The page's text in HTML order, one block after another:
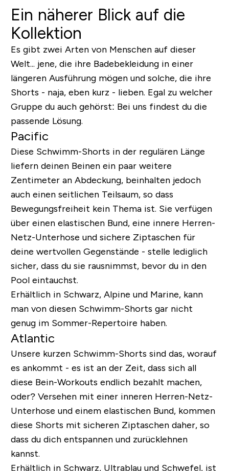
Ein näherer Blick auf die
Kollektion
Es gibt zwei Arten von Menschen auf dieser
Welt... jene, die ihre Badebekleidung in einer
längeren Ausführung mögen und solche, die ihre
Shorts - naja, eben kurz - lieben. Egal zu welcher
Gruppe du auch gehörst: Bei uns findest du die
passende Lösung.
Pacific
Diese Schwimm-Shorts in der regulären Länge
liefern deinen Beinen ein paar weitere
Zentimeter an Abdeckung, beinhalten jedoch
auch einen seitlichen Teilsaum, so dass
Bewegungsfreiheit kein Thema ist. Sie verfügen
über einen elastischen Bund, eine innere Herren-
Netz-Unterhose und sichere Ziptaschen für
deine wertvollen Gegenstände - stelle lediglich
sicher, dass du sie rausnimmst, bevordu in den
Pool eintauchst.
Erhältlich in Schwarz, Alpine und Marine, kann
man von diesen Schwimm-Shorts gar nicht
genug im Sommer-Repertoire haben.
Atlantic
Unsere kurzen Schwimm-Shorts sind das, worauf
es ankommt - es ist an der Zeit, dass sich all
diese Bein-Workouts endlich bezahlt machen,
oder? Versehen mit einer inneren Herren-Netz-
Unterhose und einem elastischen Bund, kommen
diese Shorts mit sicheren Ziptaschen daher, so
dass du dich entspannen und zurücklehnen
kannst.
Erhältlich in Schwarz, Ultrablau und Schwefel, ist